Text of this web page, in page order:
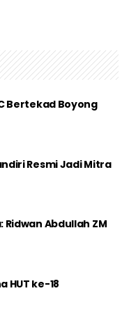
Bertekad Boyong
Resmi Jadi Mitra
Ridwan Abdullah ZM
HUT ke-18